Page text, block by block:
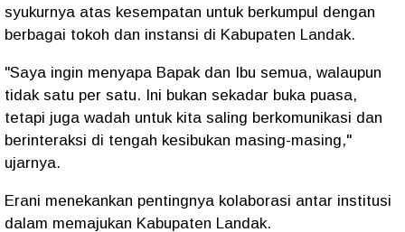
syukurnya atas kesempatan untuk berkumpul dengan
berbagai tokoh dan instansi di Kabupaten Landak.
"Saya ingin menyapa Bapak dan Ibu semua, walaupun
tidak satu per satu. Ini bukan sekadar buka puasa,
tetapi juga wadah untuk kita saling berkomunikasi dan
berinteraksi di tengah kesibukan masing-masing,"
ujarnya.
Erani menekankan pentingnya kolaborasi antar institusi
dalam memajukan Kabupaten Landak.